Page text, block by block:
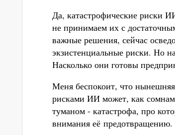
Да, катастрофические риски
не принимаем их с
важные решения, сейчас
экзистенциальные риски. Но
Насколько они готовы
Меня беспокоит, что нынешняя
рисками ИИ может, как
туманом - катастрофа, про
внимания её предотвращению.